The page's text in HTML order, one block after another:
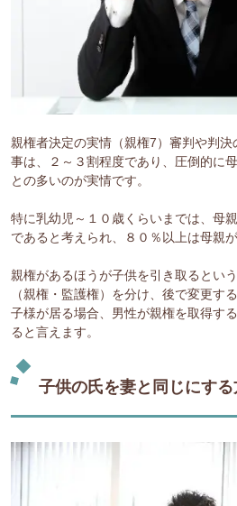
親権者決定の実情（親権7）審判や判
事は、２～３割程度であり、圧倒的に
との多いのが実情です。
特に乳幼児～１０歳くらいまでは、母
であると考えられ、８０％以上は母親
親権があるほうが子供を引き取るとい
（親権・監護権）を分け、後で変更す
子様が居る場合、男性が親権を取得す
ると言えます。
子供の氏を妻と同じにする